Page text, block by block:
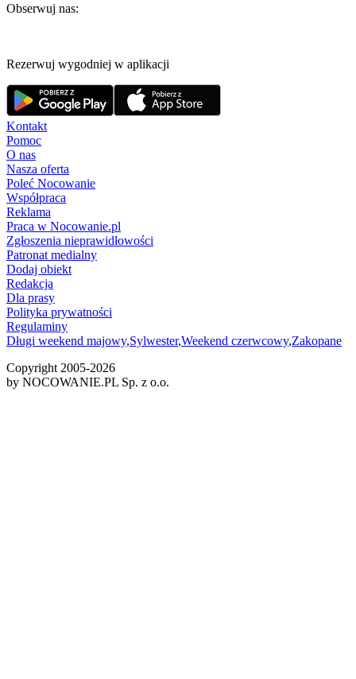
Obserwuj nas:
Rezerwuj wygodniej w aplikacji
Kontakt
Pomoc
O nas
Nasza oferta
Poleć Nocowanie
Współpraca
Reklama
Praca w Nocowanie.pl
Zgłoszenia nieprawidłowości
Patronat medialny
Dodaj obiekt
Redakcja
Dla prasy
Polityka prywatności
Regulaminy
Długi weekend majowy,Sylwester,Weekend czerwcowy,Zakopane
Copyright 2005-2026
by NOCOWANIE.PL Sp. z o.o.